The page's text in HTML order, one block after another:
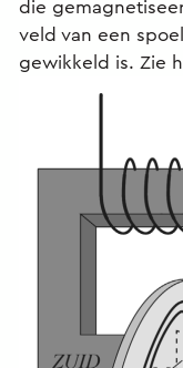
die
veld van een
gewikkeld is. Zie